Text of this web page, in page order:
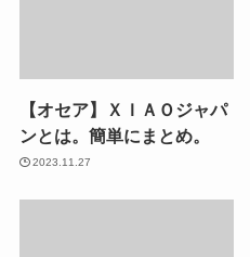
【オセア】ＸＩＡＯジャパ
ンとは。簡単にまとめ。
2023.11.27